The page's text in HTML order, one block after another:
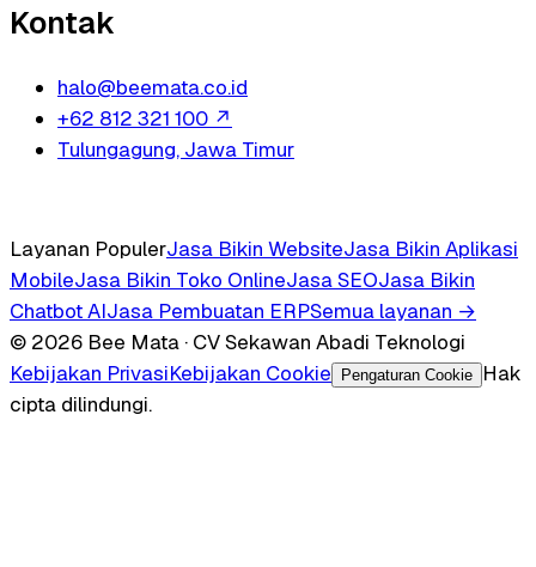
Kontak
halo@beemata.co.id
+62 812 321 100 ↗
Tulungagung, Jawa Timur
Layanan PopulerJasa Bikin WebsiteJasa Bikin Aplikasi
MobileJasa Bikin Toko OnlineJasa SEOJasa Bikin
Chatbot AIJasa Pembuatan ERPSemua layanan →
© 2026 Bee Mata · CV Sekawan Abadi Teknologi
Kebijakan PrivasiKebijakan Cookie Pengaturan Cookie
Hak
cipta dilindungi.